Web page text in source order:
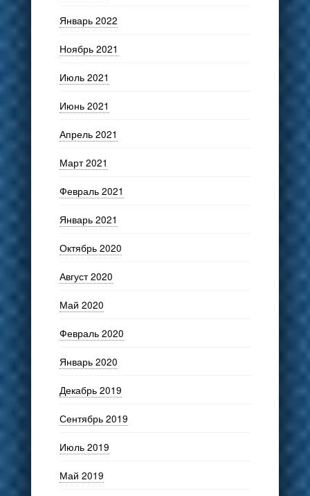
Январь 2022
Ноябрь 2021
Июль 2021
Июнь 2021
Апрель 2021
Март 2021
Февраль 2021
Январь 2021
Октябрь 2020
Август 2020
Май 2020
Февраль 2020
Январь 2020
Декабрь 2019
Сентябрь 2019
Июль 2019
Май 2019